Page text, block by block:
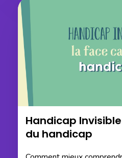
Handicap
du handicap